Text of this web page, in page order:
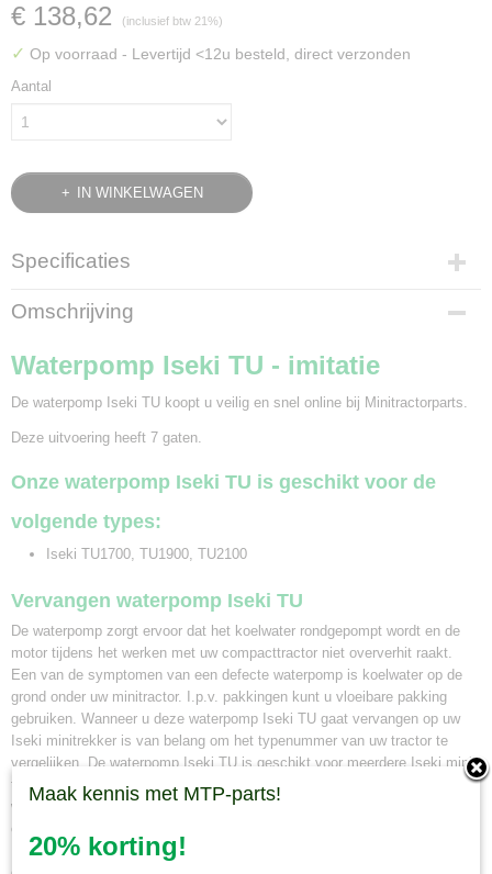
€ 138,62 (inclusief btw 21%)
✓ Op voorraad - Levertijd <12u besteld, direct verzonden
Aantal
IN WINKELWAGEN
Specificaties
Bruto gewicht
1,05 Kg
Omschrijving
Waterpomp Iseki TU - imitatie
De waterpomp Iseki TU koopt u veilig en snel online bij Minitractorparts.
Deze uitvoering heeft 7 gaten.
Onze waterpomp Iseki TU is geschikt voor de
volgende types:
Iseki TU1700, TU1900, TU2100
Vervangen waterpomp Iseki TU
De waterpomp zorgt ervoor dat het koelwater rondgepompt wordt en de
motor tijdens het werken met uw compacttractor niet oververhit raakt.
Een van de symptomen van een defecte waterpomp is koelwater op de
grond onder uw minitractor. I.p.v. pakkingen kunt u vloeibare pakking
gebruiken. Wanneer u deze waterpomp Iseki TU gaat vervangen op uw
Iseki minitrekker is van belang om het typenummer van uw tractor te
vergelijken. De waterpomp Iseki TU is geschikt voor meerdere Iseki mini
tractoren. Bij Minitractorparts kunnen wij u ook adviseren welke
waterpomp het beste geschikt is voor uw minitrekker. Neem hiervoor
contact op met onze mini tractor specialisten. Wanneer u een waterpomp
Iseki TU bij ons besteld voor 12.00 uur, en deze is op voorraad, wordt hij
Maak kennis met MTP-parts!
20% korting!